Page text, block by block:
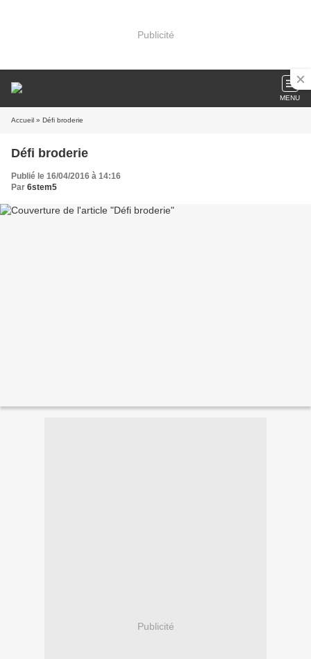
Publicité
MENU
Accueil » Défi broderie
Défi broderie
Publié le 16/04/2016 à 14:16
Par 6stem5
Publicité